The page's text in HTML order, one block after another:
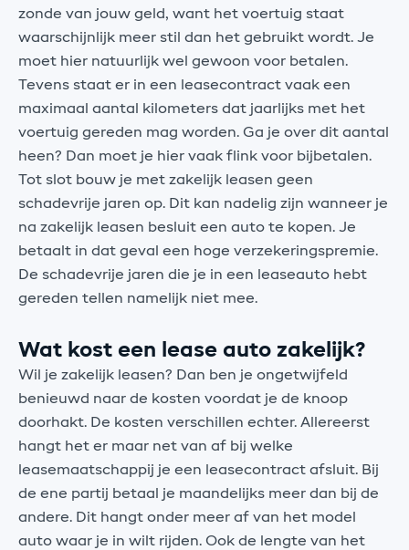
zonde van jouw geld, want het voertuig staat
waarschijnlijk meer stil dan het gebruikt wordt. Je
moet hier natuurlijk wel gewoon voor betalen.
Tevens staat er in een leasecontract vaak een
maximaal aantal kilometers dat jaarlijks met het
voertuig gereden mag worden. Ga je over dit aantal
heen? Dan moet je hier vaak flink voor bijbetalen.
Tot slot bouw je met zakelijk leasen geen
schadevrije jaren op. Dit kan nadelig zijn wanneer je
na zakelijk leasen besluit een auto te kopen. Je
betaalt in dat geval een hoge verzekeringspremie.
De schadevrije jaren die je in een leaseauto hebt
gereden tellen namelijk niet mee.
Wat kost een lease auto zakelijk?
Wil je zakelijk leasen? Dan ben je ongetwijfeld
benieuwd naar de kosten voordat je de knoop
doorhakt. De kosten verschillen echter. Allereerst
hangt het er maar net van af bij welke
leasemaatschappij je een leasecontract afsluit. Bij
de ene partij betaal je maandelijks meer dan bij de
andere. Dit hangt onder meer af van het model
auto waar je in wilt rijden. Ook de lengte van het